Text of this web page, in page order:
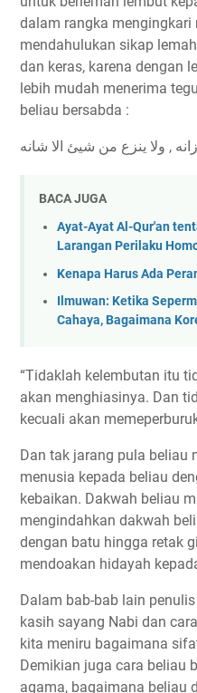
dalam rangka mengingkari
mendahulukan sikap
dan keras, karena dengan
lebih mudah menerima
beliau bersabda :
, ﻭﻻ ﻳﻨﺰﻉ ﻣﻦ ﺷﻴﺊ ﺍﻻ ﺷﺎﻧﻪ
BACA JUGA
Ayat-Ayat Al-Qur'an
Larangan Perilaku
Kenapa Harus Ada
Ilmuwan: Ketika
Cahaya, Bagaimana
“Tidaklah kelembutan itu
akan menghiasinya. Dan
kecuali akan
Dan tak jarang pula beliau
menusia kepada beliau
kebaikan. Dakwah beliau
mengindahkan dakwah
dengan batu hingga retak
mendoakan hidayah
Dalam bab-bab lain
kasih sayang Nabi dan
kita meniru bagaimana
Demikian juga cara beliau
agama, bagaimana beliau